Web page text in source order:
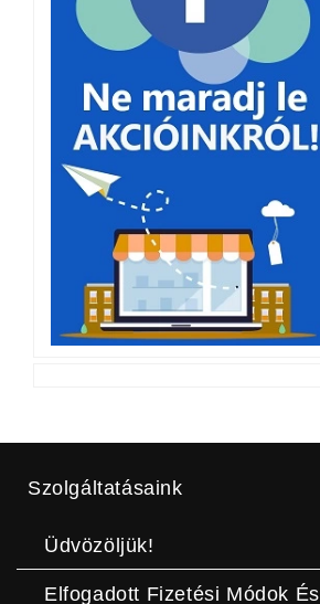
Szolgáltatásaink
Üdvözöljük!
Elfogadott Fizetési Módok És